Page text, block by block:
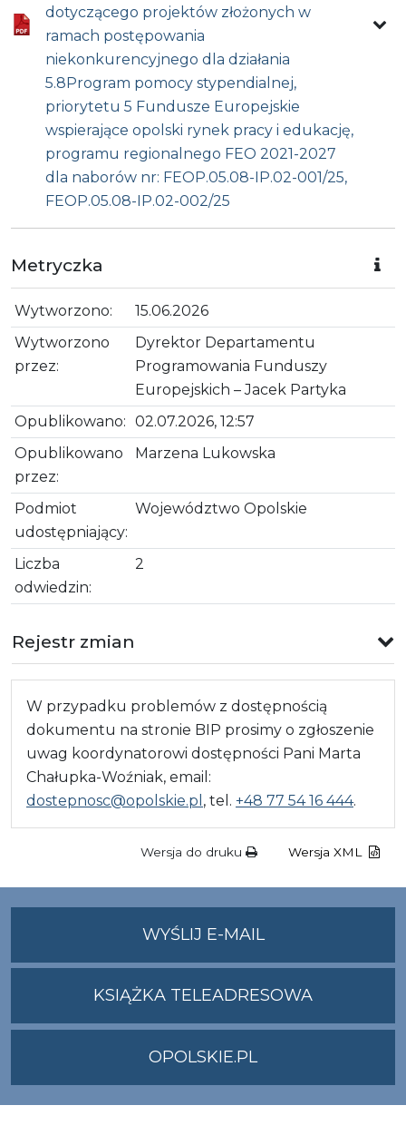
dotyczącego projektów złożonych w
ramach postępowania
niekonkurencyjnego dla działania
5.8Program pomocy stypendialnej,
priorytetu 5 Fundusze Europejskie
wspierające opolski rynek pracy i edukację,
programu regionalnego FEO 2021-2027
dla naborów nr: FEOP.05.08-IP.02-001/25,
FEOP.05.08-IP.02-002/25
Metryczka
Wytworzono:
15.06.2026
Wytworzono
przez:
Dyrektor Departamentu
Programowania Funduszy
Europejskich – Jacek Partyka
Opublikowano: 02.07.2026, 12:57
Opublikowano
przez:
Marzena Lukowska
Podmiot
udostępniający:
Województwo Opolskie
Liczba
odwiedzin:
2
Rejestr zmian
W przypadku problemów z dostępnością
dokumentu na stronie BIP prosimy o zgłoszenie
uwag koordynatorowi dostępności Pani Marta
Chałupka-Woźniak, email:
dostepnosc@opolskie.pl , tel. +48 77 54 16 444.
Wersja do druku Wersja XML
WYŚLIJ E-MAILNA
ADRES
KSIĄŻKA TELEADRESOWA
OPOLSKIE.PL